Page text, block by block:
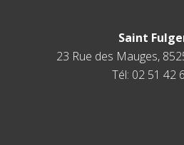
Saint
23 Rue des Mauges,
Tél: 02 51 42